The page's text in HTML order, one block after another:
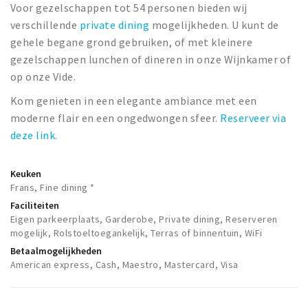
Voor gezelschappen tot 54 personen bieden wij
verschillende private dining mogelijkheden. U kunt de
gehele begane grond gebruiken, of met kleinere
gezelschappen lunchen of dineren in onze Wijnkamer of
op onze Vide.
Kom genieten in een elegante ambiance met een
moderne flair en een ongedwongen sfeer. Reserveer via
deze link.
Keuken
Frans, Fine dining *
Faciliteiten
Eigen parkeerplaats, Garderobe, Private dining, Reserveren
mogelijk, Rolstoeltoegankelijk, Terras of binnentuin, WiFi
Betaalmogelijkheden
American express, Cash, Maestro, Mastercard, Visa